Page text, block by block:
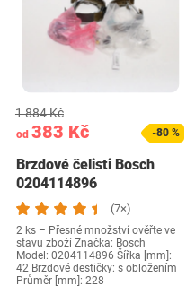
od 383 Kč
1 884 Kč
-80 %
Brzdové čelisti Bosch
0204114896
(7×)
2 ks – Přesné množství ověřte ve
stavu zboží Značka: Bosch
Model: 0204114896 Šířka [mm]:
42 Brzdové destičky: s obložením
Průměr [mm]: 228